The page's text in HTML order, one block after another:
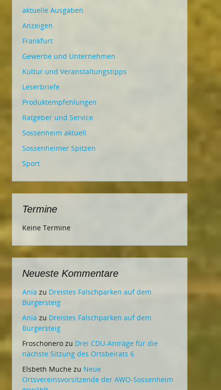
aktuelle Ausgaben
Anzeigen
Frankfurt
Gewerbe und Unternehmen
Kultur und Veranstaltungstipps
Leserbriefe
Produktempfehlungen
Ratgeber und Service
Sossenheim aktuell
Sossenheimer Spitzen
Sport
Termine
Keine Termine
Neueste Kommentare
Ania zu Dreistes Falschparken auf dem
Bürgersteig
Ania zu Dreistes Falschparken auf dem
Bürgersteig
Froschonero zu Drei CDU-Anträge für die
nächste Sitzung des Ortsbeirats 6
Elsbeth Muche zu Neue
Ortsvereinsvorsitzende der AWO-Sossenheim